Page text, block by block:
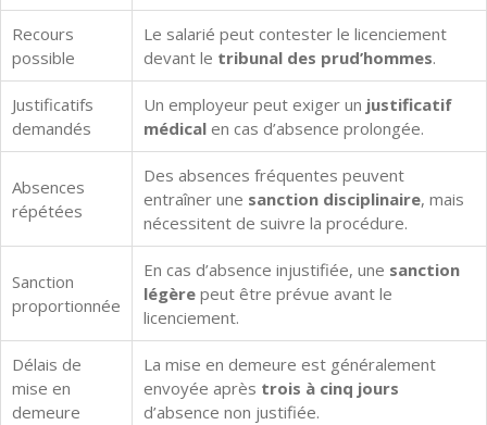
Recours
possible
Le salarié peut contester le licenciement
devant le tribunal des prud’hommes.
Justificatifs
demandés
Un employeur peut exiger un justificatif
médical en cas d’absence prolongée.
Absences
répétées
Des absences fréquentes peuvent
entraîner une sanction disciplinaire, mais
nécessitent de suivre la procédure.
Sanction
proportionnée
En cas d’absence injustifiée, une sanction
légère peut être prévue avant le
licenciement.
Délais de
mise en
demeure
La mise en demeure est généralement
envoyée après trois à cinq jours
d’absence non justifiée.